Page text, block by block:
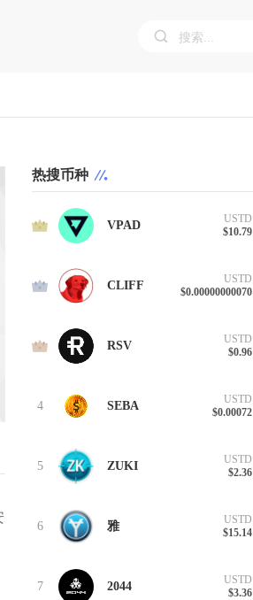
热搜币种
1 VPAD
USTD
$10.79
2 CLIFF
USTD
$0.00000000070
3 RSV
USTD
$0.96
4 SEBA
USTD
$0.00072
5 ZUKI
USTD
$2.36
6 雅
USTD
$15.14
7 2044
USTD
$3.36